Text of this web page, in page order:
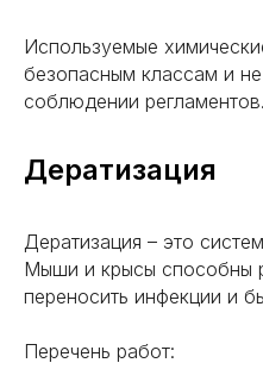
Используемые
безопасным классам и
соблюдении регламентов.
Дератизация
Дератизация – это
Мыши и крысы способны
переносить инфекции и
Перечень работ: